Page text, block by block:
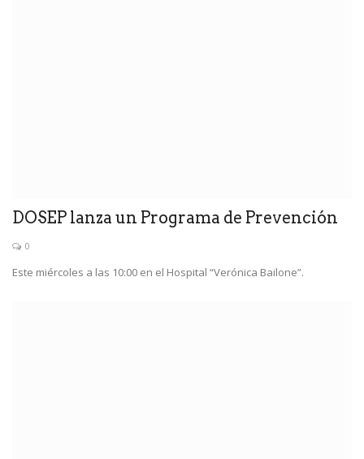
DOSEP lanza un Programa de Prevención
0
Este miércoles a las 10:00 en el Hospital “Verónica Bailone”.